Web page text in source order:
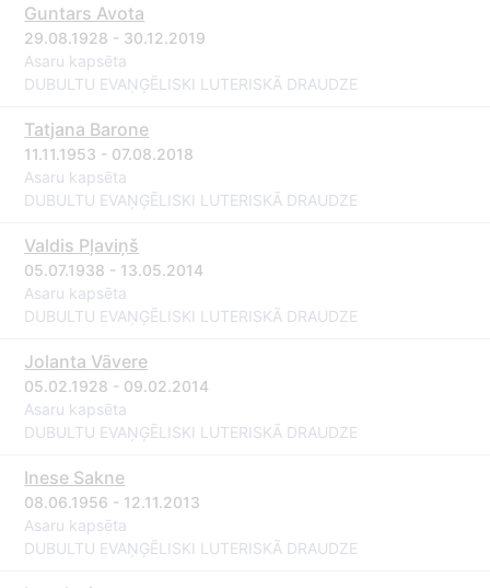
Guntars Avota
29.08.1928 - 30.12.2019
Asaru kapsēta
DUBULTU EVAŅĢĒLISKI LUTERISKĀ DRAUDZE
Tatjana Barone
11.11.1953 - 07.08.2018
Asaru kapsēta
DUBULTU EVAŅĢĒLISKI LUTERISKĀ DRAUDZE
Valdis Pļaviņš
05.07.1938 - 13.05.2014
Asaru kapsēta
DUBULTU EVAŅĢĒLISKI LUTERISKĀ DRAUDZE
Jolanta Vāvere
05.02.1928 - 09.02.2014
Asaru kapsēta
DUBULTU EVAŅĢĒLISKI LUTERISKĀ DRAUDZE
Inese Sakne
08.06.1956 - 12.11.2013
Asaru kapsēta
DUBULTU EVAŅĢĒLISKI LUTERISKĀ DRAUDZE